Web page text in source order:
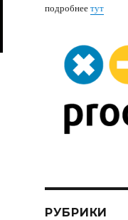
подробнеетут
РУБРИКИ